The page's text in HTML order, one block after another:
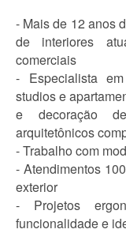
- Mais de 12 anos
de interiores
comerciais
- Especialista
studios e
e decoração
arquitetônicos
- Trabalho com
- Atendimentos
exterior
- Projetos
funcionalidade e